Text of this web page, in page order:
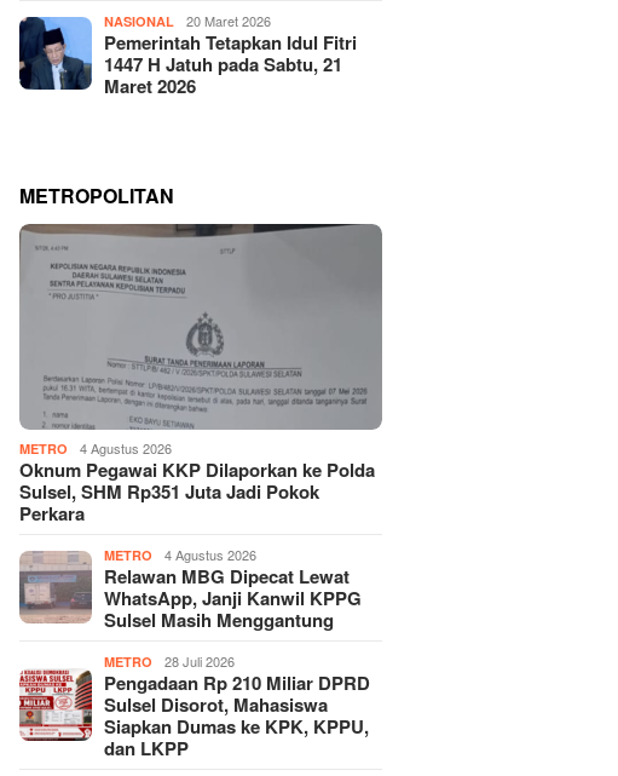
NASIONAL 20 Maret 2026
Pemerintah Tetapkan Idul Fitri
1447 H Jatuh pada Sabtu, 21
Maret 2026
METROPOLITAN
METRO 4 Agustus 2026
Oknum Pegawai KKP Dilaporkan ke Polda
Sulsel, SHM Rp351 Juta Jadi Pokok
Perkara
METRO 4 Agustus 2026
Relawan MBG Dipecat Lewat
WhatsApp, Janji Kanwil KPPG
Sulsel Masih Menggantung
METRO 28 Juli 2026
Pengadaan Rp 210 Miliar DPRD
Sulsel Disorot, Mahasiswa
Siapkan Dumas ke KPK, KPPU,
dan LKPP